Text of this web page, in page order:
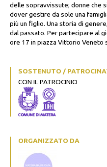
delle sopravvissute; donne che
dover gestire da sole una
più un figlio. Una storia di
dal passato. Per partecipare al
ore 17 in piazza Vittorio Veneto
SOSTENUTO /
CON IL PATROCINIO
ORGANIZZATO DA